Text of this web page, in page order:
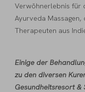
Verwöhnerlebnis für
Ayurveda
Therapeuten aus
Einige der
zu den diversen
Gesundheitsresort &